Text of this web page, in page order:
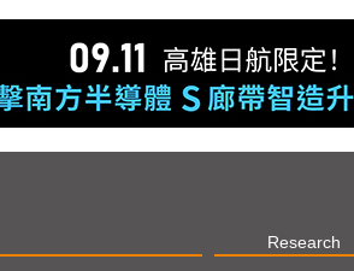
Research